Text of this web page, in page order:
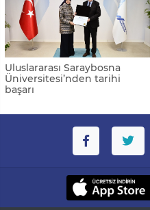
Uluslararası Saraybosna
Üniversitesi’nden tarihi
başarı